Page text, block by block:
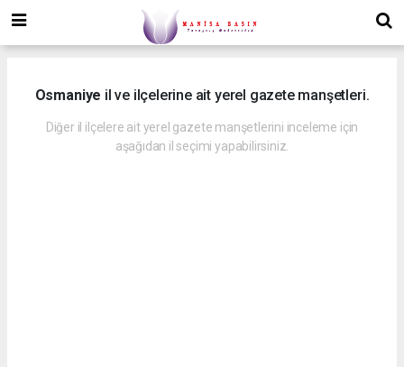
Osmaniye il ve ilçelerine ait yerel gazete manşetleri.
Diğer il ilçelere ait yerel gazete manşetlerini inceleme için
aşağıdan il seçimi yapabilirsiniz.